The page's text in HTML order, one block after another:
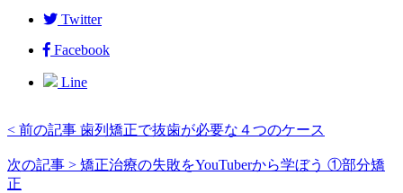
Twitter
Facebook
Line
< 前の記事 歯列矯正で抜歯が必要な４つのケース
次の記事 > 矯正治療の失敗をYouTuberから学ぼう ①部分矯
正